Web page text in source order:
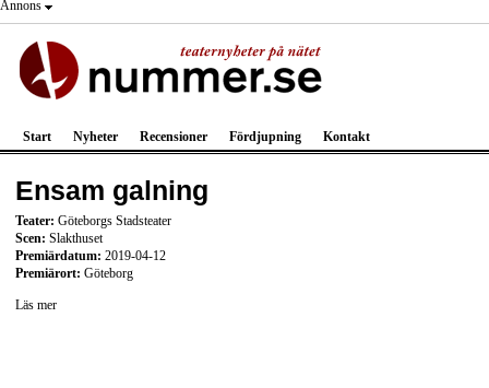
Annons
Start Nyheter Recensioner Fördjupning Kontakt
Ensam galning
Teater: Göteborgs Stadsteater
Scen: Slakthuset
Premiärdatum: 2019-04-12
Premiärort: Göteborg
Läs mer